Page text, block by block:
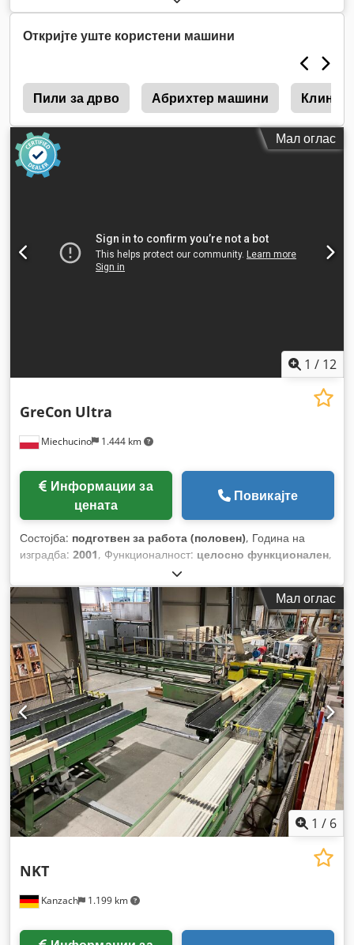
Откријте уште користени машини
Пили за дрво Абрихтер машини Клин
Мал оглас
1 / 12
Miechucino 1.444 km
GreCon Ultra
цената
Повикајте
Состојба: подготвен за работа (половен), Година на
изградба: 2001, Функционалност: целосно функционален,
Мал оглас
1 / 6
Kanzach 1.199 km
NKT